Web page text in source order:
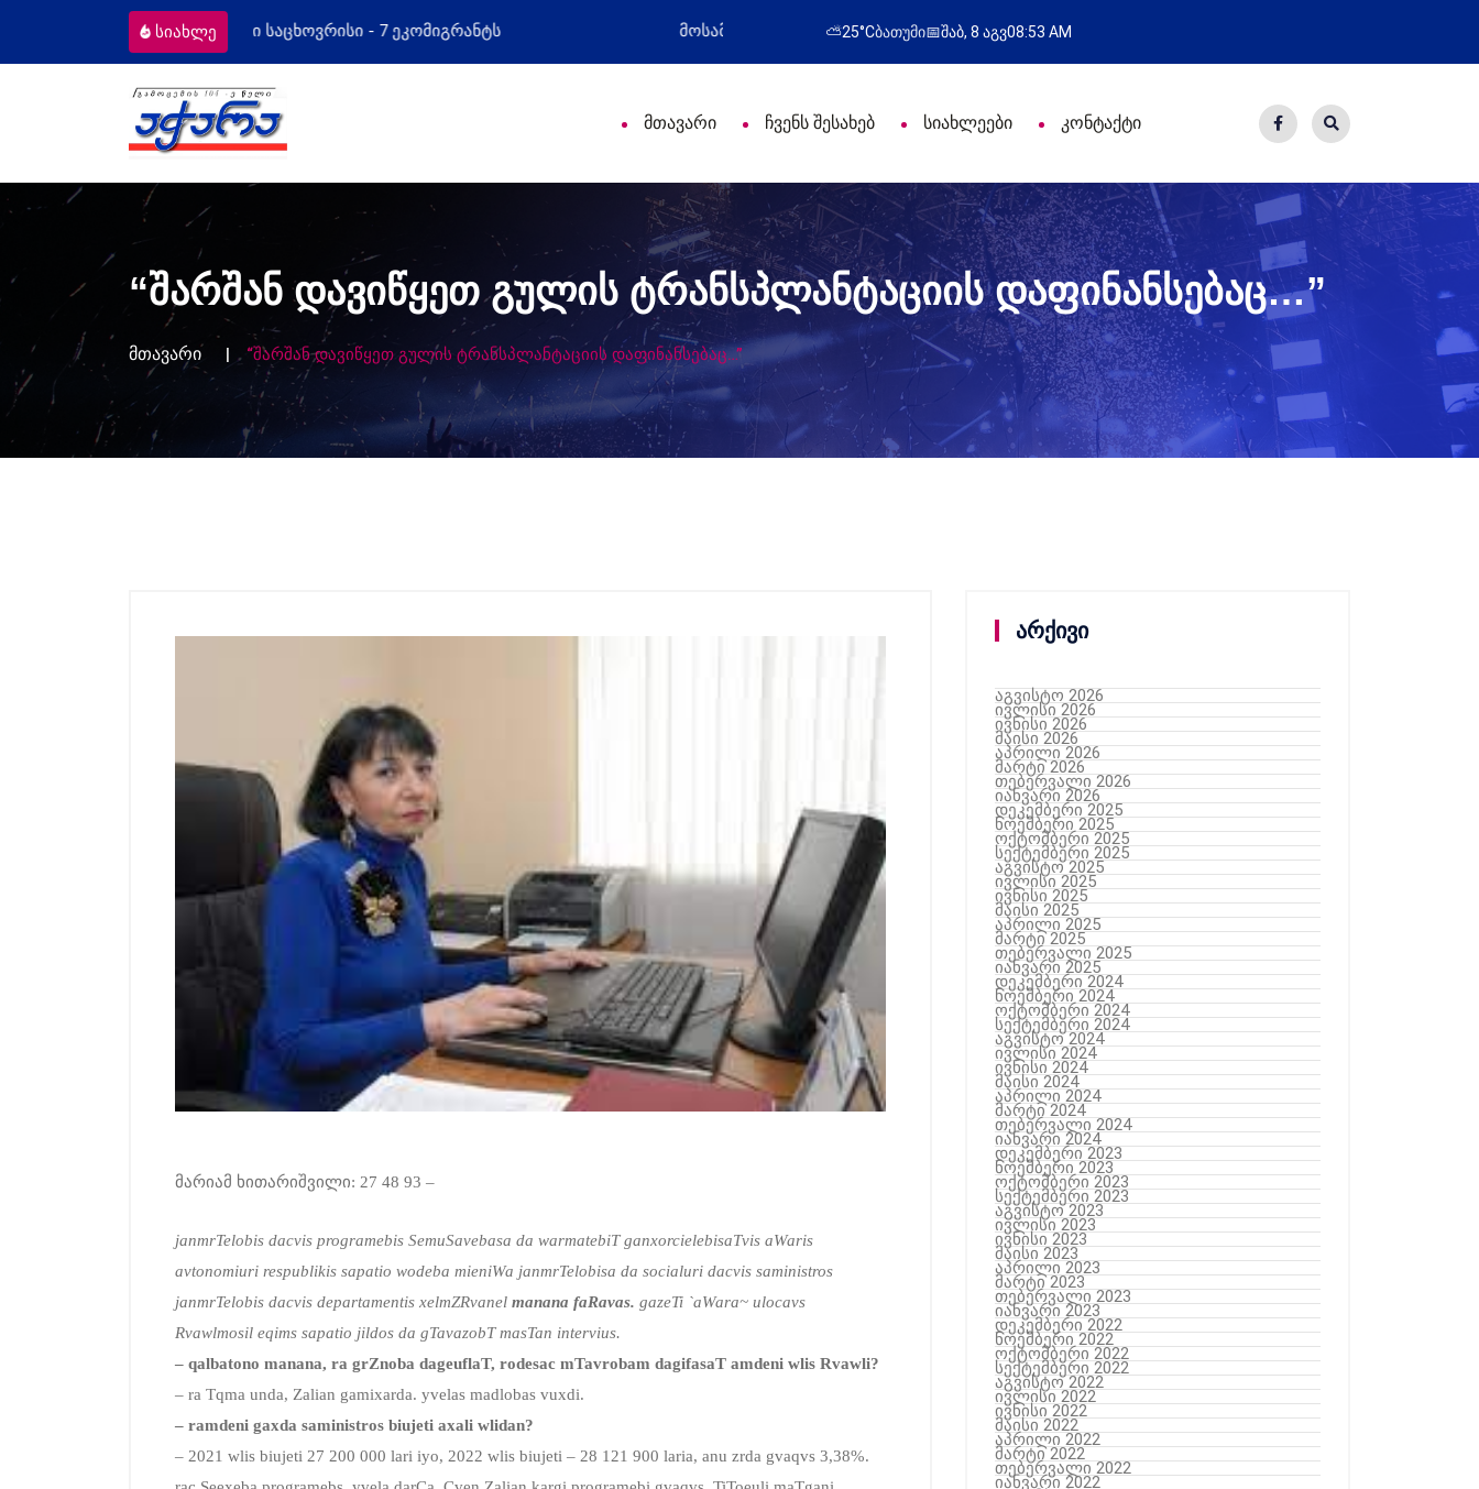
სიახლე მოსამართლეებს პროფესიული დღე მიულოცა წარმატებული გამოსვლა
⛅25°Cბათუმი📅შაბ, 8 აგვ08:53 AM
მთავარი ჩვენს შესახებ სიახლეები კონტაქტი
“შარშან დავიწყეთ გულის ტრანსპლანტაციის დაფინანსებაც…”
მთავარი “შარშან დავიწყეთ გულის ტრანსპლანტაციის დაფინანსებაც…”
მარიამ ხითარიშვილი: 27 48 93 –
janmrTelobis dacvis programebis SemuSavebasa da warmatebiT ganxorcielebisaTvis aWaris
avtonomiuri respublikis sapatio wodeba mieniWa janmrTelobisa da socialuri dacvis saministros
janmrTelobis dacvis departamentis xelmZRvanel manana faRavas. gazeTi `aWara~ ulocavs
Rvawlmosil eqims sapatio jildos da gTavazobT masTan intervius.
– qalbatono manana, ra grZnoba dageuflaT, rodesac mTavrobam dagifasaT amdeni wlis Rvawli?
– ra Tqma unda, Zalian gamixarda. yvelas madlobas vuxdi.
– ramdeni gaxda saministros biujeti axali wlidan?
– 2021 wlis biujeti 27 200 000 lari iyo, 2022 wlis biujeti – 28 121 900 laria, anu zrda gvaqvs 3,38%.
არქივი
აგვისტო 2026
ივლისი 2026
ივნისი 2026
მაისი 2026
აპრილი 2026
მარტი 2026
თებერვალი 2026
იანვარი 2026
დეკემბერი 2025
ნოემბერი 2025
ოქტომბერი 2025
სექტემბერი 2025
აგვისტო 2025
ივლისი 2025
ივნისი 2025
მაისი 2025
აპრილი 2025
მარტი 2025
თებერვალი 2025
იანვარი 2025
დეკემბერი 2024
ნოემბერი 2024
ოქტომბერი 2024
სექტემბერი 2024
აგვისტო 2024
ივლისი 2024
ივნისი 2024
მაისი 2024
აპრილი 2024
მარტი 2024
თებერვალი 2024
იანვარი 2024
დეკემბერი 2023
ნოემბერი 2023
ოქტომბერი 2023
სექტემბერი 2023
აგვისტო 2023
ივლისი 2023
ივნისი 2023
მაისი 2023
აპრილი 2023
მარტი 2023
თებერვალი 2023
იანვარი 2023
დეკემბერი 2022
ნოემბერი 2022
ოქტომბერი 2022
სექტემბერი 2022
აგვისტო 2022
ივლისი 2022
ივნისი 2022
მაისი 2022
აპრილი 2022
მარტი 2022
თებერვალი 2022
იანვარი 2022